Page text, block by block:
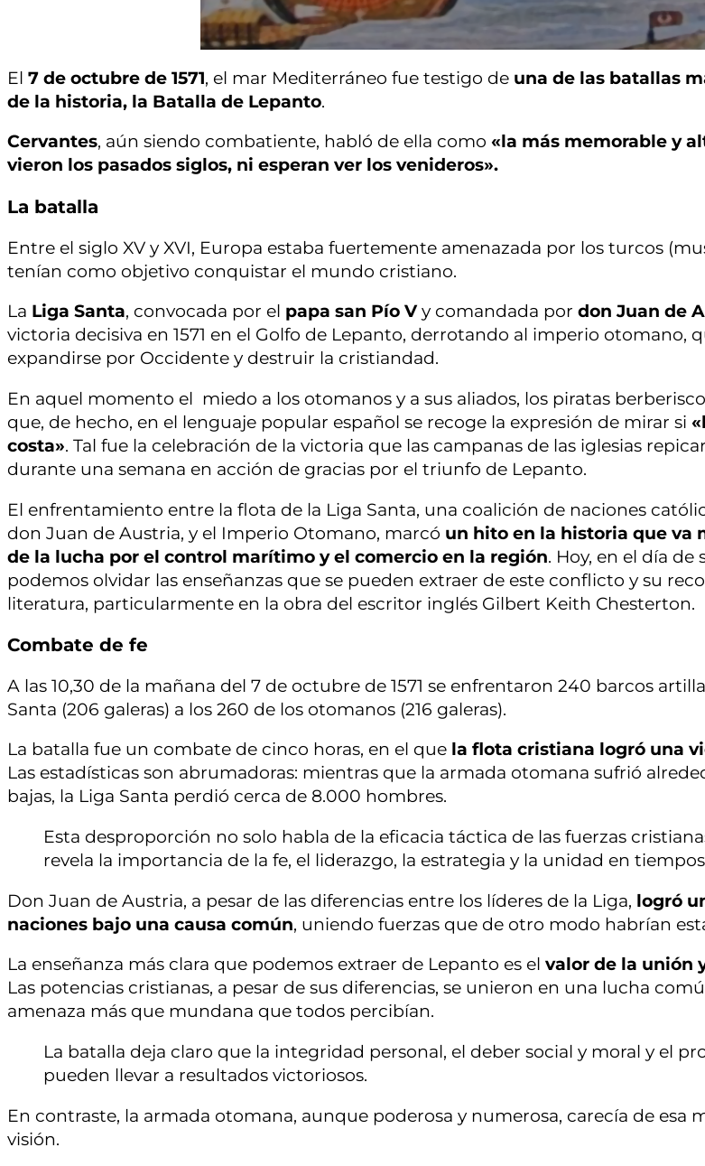
El 7 de octubre de 1571, el mar Mediterráneo fue testigo de una de las batallas
de la historia, la Batalla de Lepanto.
Cervantes, aún siendo combatiente, habló de ella como «la más memorable y
vieron los pasados siglos, ni esperan ver los venideros».
La batalla
Entre el siglo XV y XVI, Europa estaba fuertemente amenazada por los turcos
tenían como objetivo conquistar el mundo cristiano.
La Liga Santa, convocada por el papa san Pío V y comandada por don Juan de
victoria decisiva en 1571 en el Golfo de Lepanto, derrotando al imperio otomano,
expandirse por Occidente y destruir la cristiandad.
En aquel momento el miedo a los otomanos y a sus aliados, los piratas
que, de hecho, en el lenguaje popular español se recoge la expresión de mirar si
costa». Tal fue la celebración de la victoria que las campanas de las iglesias
durante una semana en acción de gracias por el triunfo de Lepanto.
El enfrentamiento entre la flota de la Liga Santa, una coalición de naciones
don Juan de Austria, y el Imperio Otomano, marcó un hito en la historia que va
de la lucha por el control marítimo y el comercio en la región. Hoy, en el día de
podemos olvidar las enseñanzas que se pueden extraer de este conflicto y su
literatura, particularmente en la obra del escritor inglés Gilbert Keith Chesterton.
Combate de fe
A las 10,30 de la mañana del 7 de octubre de 1571 se enfrentaron 240 barcos
Santa (206 galeras) a los 260 de los otomanos (216 galeras).
La batalla fue un combate de cinco horas, en el que la flota cristiana logró una
Las estadísticas son abrumadoras: mientras que la armada otomana sufrió
bajas, la Liga Santa perdió cerca de 8.000 hombres.
Esta desproporción no solo habla de la eficacia táctica de las fuerzas
revela la importancia de la fe, el liderazgo, la estrategia y la unidad en
Don Juan de Austria, a pesar de las diferencias entre los líderes de la Liga, logró
naciones bajo una causa común, uniendo fuerzas que de otro modo habrían
La enseñanza más clara que podemos extraer de Lepanto es el valor de la unión
Las potencias cristianas, a pesar de sus diferencias, se unieron en una lucha
amenaza más que mundana que todos percibían.
La batalla deja claro que la integridad personal, el deber social y moral y el
pueden llevar a resultados victoriosos.
En contraste, la armada otomana, aunque poderosa y numerosa, carecía de esa
visión.